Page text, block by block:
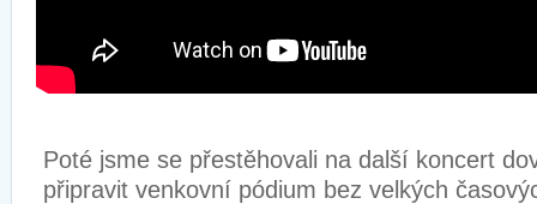
Poté jsme se přestěhovali na další koncert
připravit venkovní pódium bez velkých